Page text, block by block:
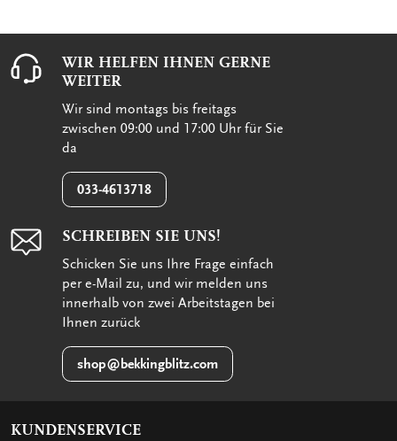
WIR HELFEN IHNEN GERNE
WEITER
Wir sind montags bis freitags
zwischen 09:00 und 17:00 Uhr für Sie
da
033-4613718
SCHREIBEN SIE UNS!
Schicken Sie uns Ihre Frage einfach
per e-Mail zu, und wir melden uns
innerhalb von zwei Arbeitstagen bei
Ihnen zurück
shop@bekkingblitz.com
KUNDENSERVICE